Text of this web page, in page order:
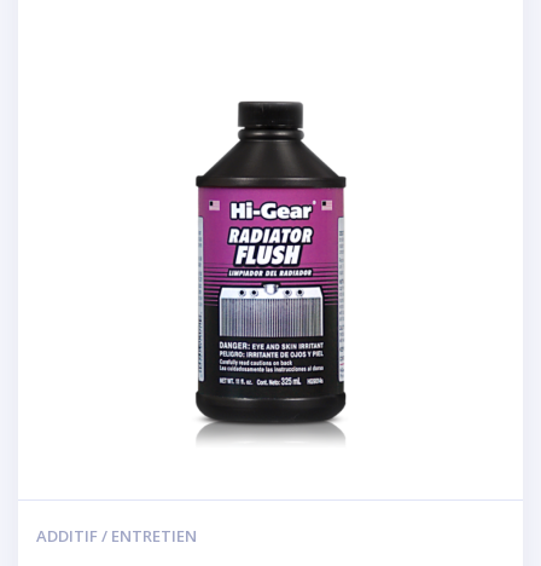
ADDITIF / ENTRETIEN